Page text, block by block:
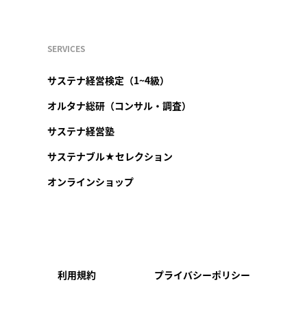
SERVICES
サステナ経営検定（1~4級）
オルタナ総研（コンサル・調査）
サステナ経営塾
サステナブル★セレクション
オンラインショップ
利用規約 プライバシーポリシー